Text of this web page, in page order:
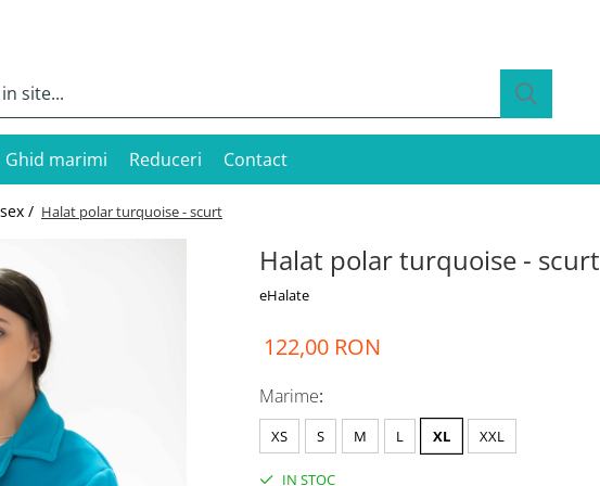
Ghid marimi Reduceri Contact
/ Halat polar turquoise - scurt
Halat polar turquoise - scurt
eHalate
122,00 RON
Marime:
XS S M L XL XXL
IN STOC